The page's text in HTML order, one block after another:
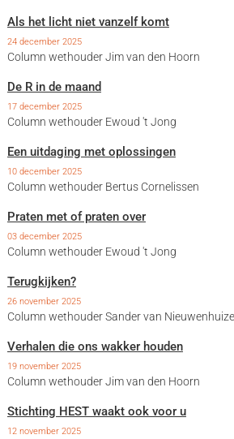
Als het licht niet vanzelf komt
24 december 2025
Column wethouder Jim van den Hoorn
De R in de maand
17 december 2025
Column wethouder Ewoud 't Jong
Een uitdaging met oplossingen
10 december 2025
Column wethouder Bertus Cornelissen
Praten met of praten over
03 december 2025
Column wethouder Ewoud 't Jong
Terugkijken?
26 november 2025
Column wethouder Sander van
Verhalen die ons wakker houden
19 november 2025
Column wethouder Jim van den Hoorn
Stichting HEST waakt ook voor u
12 november 2025